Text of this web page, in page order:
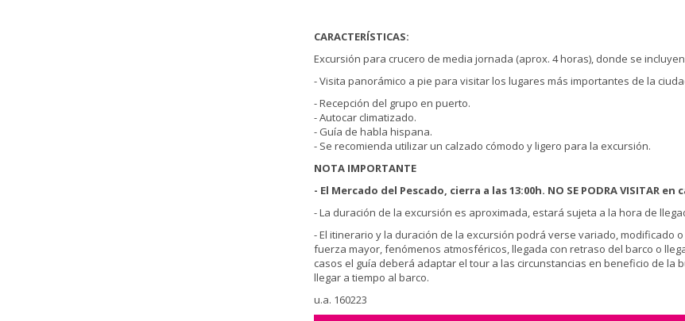
CARACTERÍSTICAS:
Excursión para crucero de media jornada (aprox. 4 horas), donde se
- Visita panorámico a pie para visitar los lugares más importantes de la
- Recepción del grupo en puerto.
- Autocar climatizado.
- Guía de habla hispana.
- Se recomienda utilizar un calzado cómodo y ligero para la excursión.
NOTA IMPORTANTE
- El Mercado del Pescado, cierra a las 13:00h. NO SE PODRA VISITAR
- La duración de la excursión es aproximada, estará sujeta a la hora de
- El itinerario y la duración de la excursión podrá verse variado, modificado
fuerza mayor, fenómenos atmosféricos, llegada con retraso del barco o
casos el guía deberá adaptar el tour a las circunstancias en beneficio de
llegar a tiempo al barco.
u.a. 160223